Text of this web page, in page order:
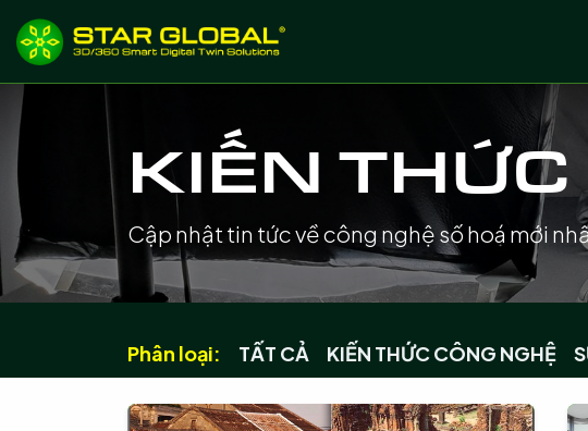
KIẾN
Cập nhật tin tức về công nghệ số hoá mới
Phân loại: TẤT CẢ KIẾN THỨC CÔNG NGHỆ